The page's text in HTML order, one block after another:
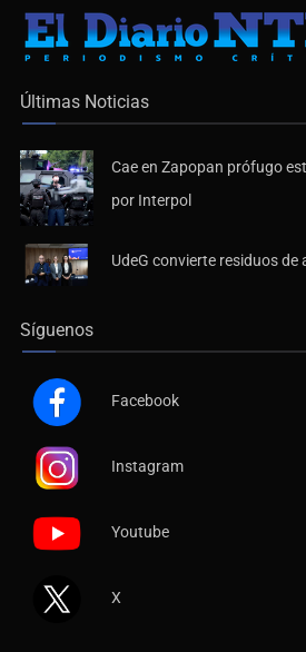
Últimas Noticias
Cae en Zapopan prófugo
por Interpol
UdeG convierte residuos de
Síguenos
Facebook
Instagram
Youtube
X